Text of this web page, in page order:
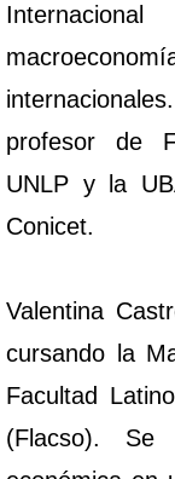
profesor de
UNLP y la
Conicet.
Valentina
cursando la
Facultad
(Flacso). Se